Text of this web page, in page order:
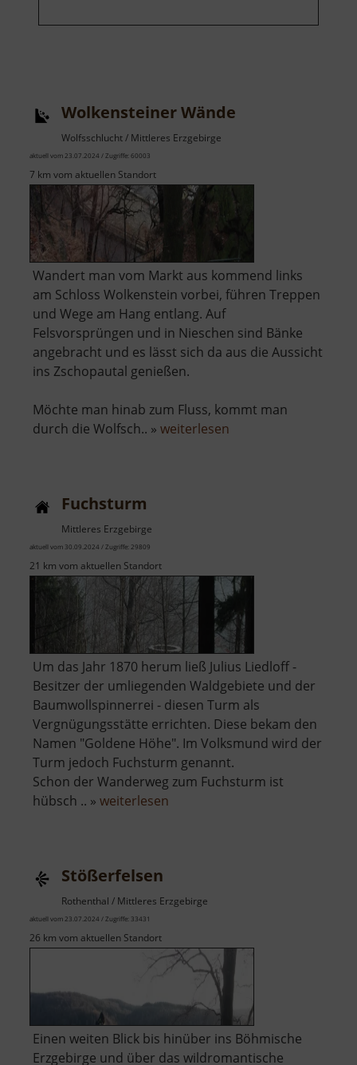
Wolkensteiner Wände
Wolfsschlucht / Mittleres Erzgebirge
aktuell vom 23.07.2024 / Zugriffe: 60003
7 km vom aktuellen Standort
Wandert man vom Markt aus kommend links
am Schloss Wolkenstein vorbei, führen Treppen
und Wege am Hang entlang. Auf
Felsvorsprüngen und in Nieschen sind Bänke
angebracht und es lässt sich da aus die Aussicht
ins Zschopautal genießen.
Möchte man hinab zum Fluss, kommt man
durch die Wolfsch.. » weiterlesen
Fuchsturm
Mittleres Erzgebirge
aktuell vom 30.09.2024 / Zugriffe: 29809
21 km vom aktuellen Standort
Um das Jahr 1870 herum ließ Julius Liedloff -
Besitzer der umliegenden Waldgebiete und der
Baumwollspinnerrei - diesen Turm als
Vergnügungsstätte errichten. Diese bekam den
Namen "Goldene Höhe". Im Volksmund wird der
Turm jedoch Fuchsturm genannt.
Schon der Wanderweg zum Fuchsturm ist
hübsch .. » weiterlesen
Stößerfelsen
Rothenthal / Mittleres Erzgebirge
aktuell vom 23.07.2024 / Zugriffe: 33431
26 km vom aktuellen Standort
Einen weiten Blick bis hinüber ins Böhmische
Erzgebirge und über das wildromantische